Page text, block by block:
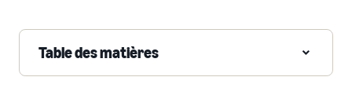
Table des matières